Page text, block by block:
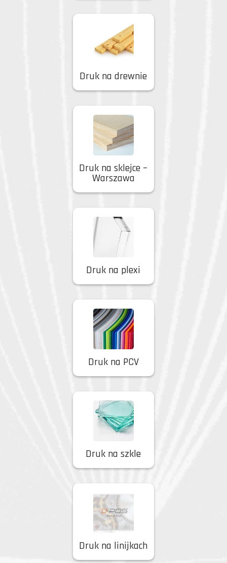
Druk na drewnie
Druk na sklejce –
Warszawa
Druk na plexi
Druk na PCV
Druk na szkle
Druk na linijkach